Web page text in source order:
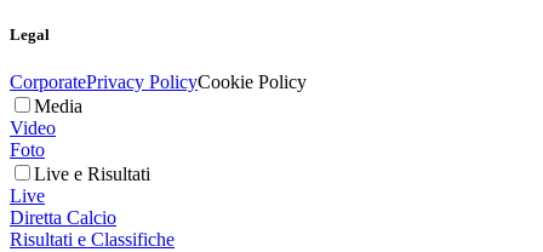
Legal
CorporatePrivacy PolicyCookie Policy
Media
Video
Foto
Live e Risultati
Live
Diretta Calcio
Risultati e Classifiche